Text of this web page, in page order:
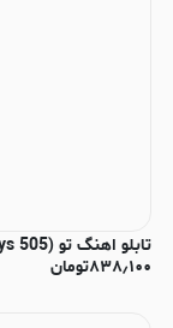
تابلو اهنگ تو (arctic monkeys 505 ) مدل N-8118
۸۳۸٫۱۰۰تومان